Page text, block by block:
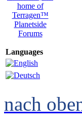
home of
Terragen™
Planetside
Forums
Languages
nach